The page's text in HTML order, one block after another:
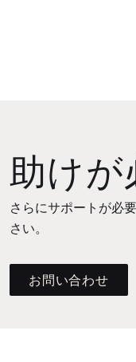
助けが
さらにサポートが必
さい。
お問い合わせ